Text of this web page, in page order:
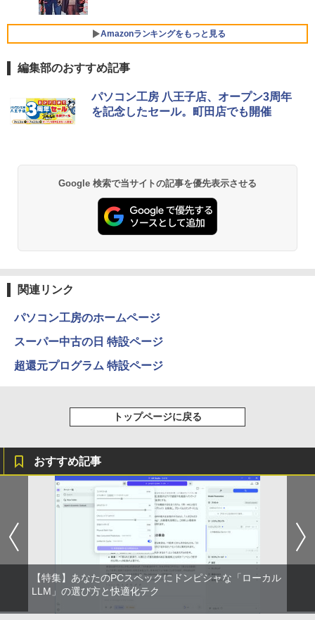
5
超軽量980g ノートパソコンSONY VAIO
G1メモリ8GB 秒速起動SSD最大1TB 14
型FHD1920*1080高解像度 カメラ内蔵 ノ
ートパソコン Windows11Proオフィス付
【楽天1位 10.5/11インチ 小型 軽量】モ
ルHD 1080P 100%sRGB 400cd/m? 光沢
IPS パネル 色鮮やか 265g 超軽量 Type-
ディスプレイ ミニPC対応 3年保証 EVICI
V
￥3,480
￥998
Amazonランキングをもっと見る
編集部のおすすめ記事
パソコン工房 八王子店、オープン3周年
を記念したセール。町田店でも開催
Google 検索で当サイトの記事を優先表示させる
関連リンク
パソコン工房のホームページ
スーパー中古の日 特設ページ
超還元プログラム 特設ページ
トップページに戻る
おすすめ記事
【特集】あなたのPCスペックにドンピシャな「ローカル
LLM」の選び方と快適化テク